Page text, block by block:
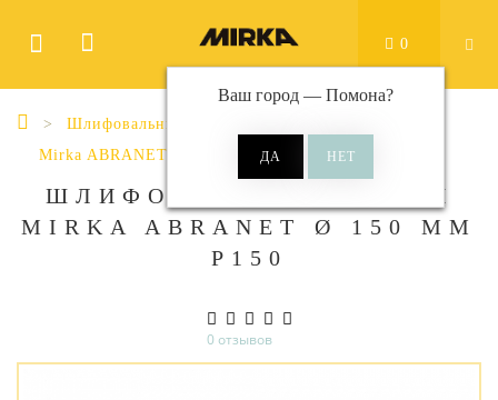
Ваш город — Помона?
0
Шлифовальные материалы
Mirka ABRANET
Abranet Ø 150 мм
ШЛИФОВАЛЬНЫЕ КРУГИ
MIRKA ABRANET Ø 150 ММ
P150
0 отзывов